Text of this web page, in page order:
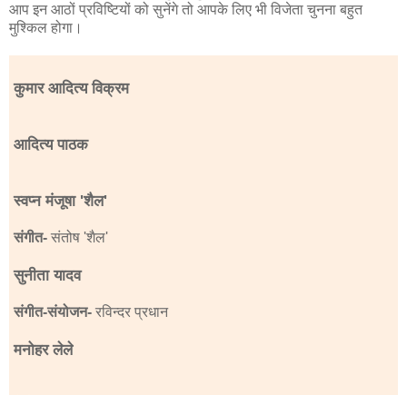
आप इन आठों प्रविष्टियों को सुनेंगे तो आपके लिए भी विजेता चुनना बहुत
मुश्किल होगा।
कुमार आदित्य विक्रम
आदित्य पाठक
स्वप्न मंजूषा 'शैल'
संगीत- संतोष 'शैल'
सुनीता यादव
संगीत-संयोजन- रविन्दर प्रधान
मनोहर लेले